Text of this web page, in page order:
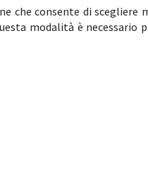
che consente di
modalità è